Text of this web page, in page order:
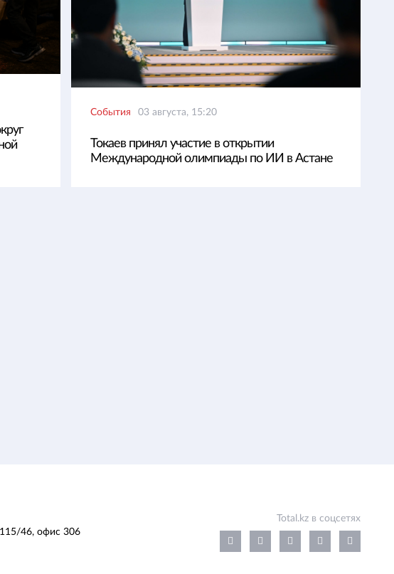
События 03 августа, 15:20
Токаев принял участие в открытии
Международной олимпиады по ИИ в Астане
46, офис 306
Total.kz в соцсетях